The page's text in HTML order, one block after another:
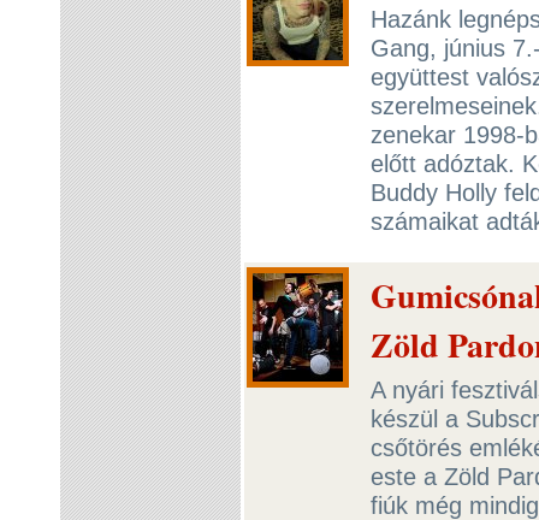
Hazánk
Gang, június
együttest
zenekar 1998-
előtt adóztak.
Buddy Holly
számaikat
Zöld
A nyári
készül a
csőtörés
este a Zöld
fiúk még